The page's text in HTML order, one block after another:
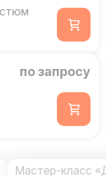
по запросу
Мастер-класс